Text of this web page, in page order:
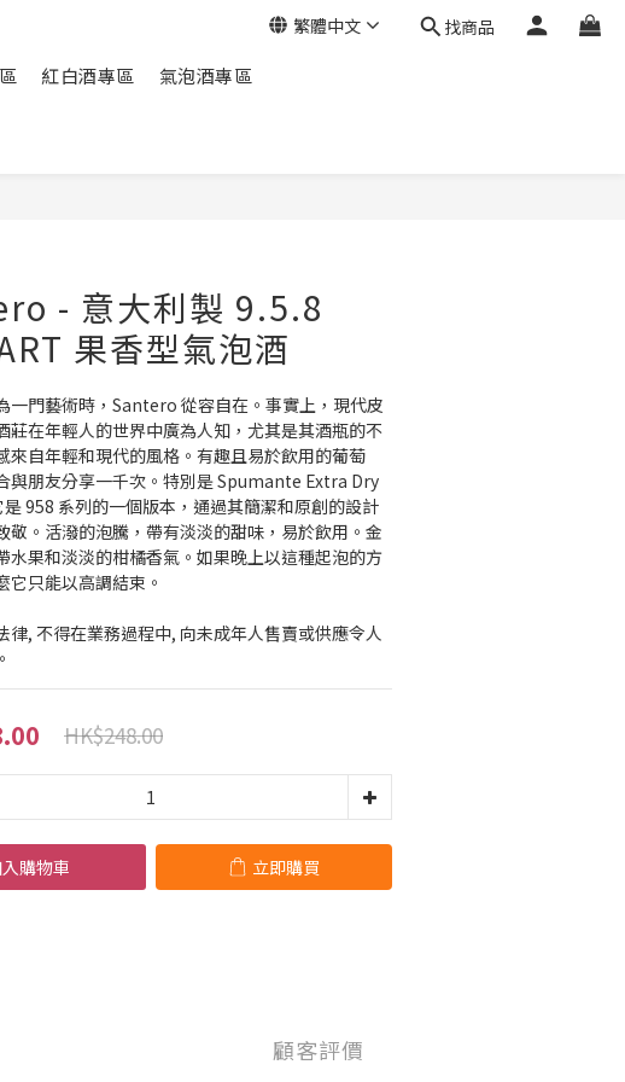
繁體中文 找商品
紅白酒專區 氣泡酒專區
- 意大利製 9.5.8
果香型氣泡酒
一門藝術時，Santero 從容自在。事實上，現代皮
莊在年輕人的世界中廣為人知，尤其是其酒瓶的不
來自年輕和現代的風格。有趣且易於飲用的葡萄
與朋友分享一千次。特別是 Spumante Extra Dry
958 系列的一個版本，通過其簡潔和原創的設計
敬。活潑的泡騰，帶有淡淡的甜味，易於飲用。金
水果和淡淡的柑橘香氣。如果晚上以這種起泡的方
它只能以高調結束。
律, 不得在業務過程中, 向未成年人售賣或供應令人
HK$248.00
購物車 立即購買
顧客評價